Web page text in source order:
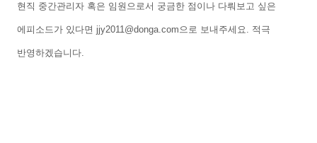
현직 중간관리자 혹은 임원으로서 궁금한 점이나 다뤄보고 싶은
에피소드가 있다면 jjy2011@donga.com으로 보내주세요. 적극
반영하겠습니다.